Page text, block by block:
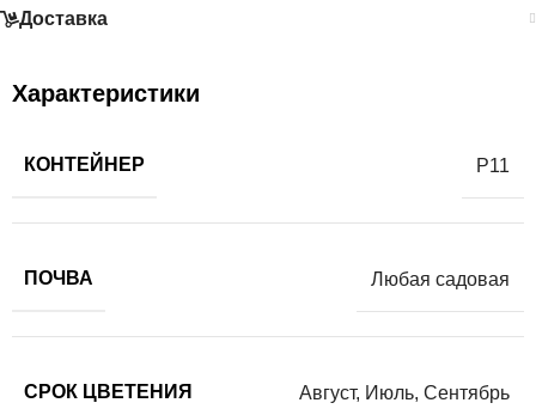
Доставка
Характеристики
КОНТЕЙНЕР Р11
ПОЧВА Любая садовая
СРОК ЦВЕТЕНИЯ Август, Июль, Сентябрь